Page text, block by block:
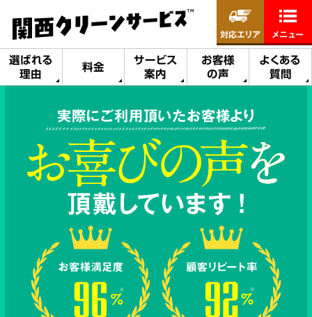
選ばれる
理由
料金
サービス
案内
お客様
の声
よくある
質問
対応エリア メニュー
実際にご利用頂いたお客様より